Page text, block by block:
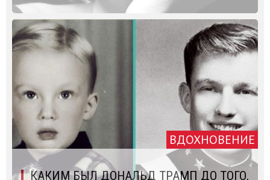
ВДОХНОВЕНИЕ
КАКИМ БЫЛ ДОНАЛЬД ТРАМП ДО ТОГО,